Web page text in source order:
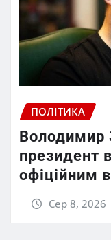
ПОЛІТИКА
Володимир
президент
офіційним
Сер 8, 2026